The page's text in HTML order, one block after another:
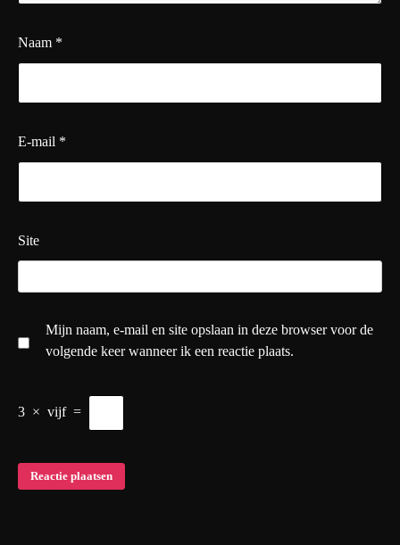
Naam *
E-mail *
Site
Mijn naam, e-mail en site opslaan in deze browser voor de
volgende keer wanneer ik een reactie plaats.
3 × vijf =